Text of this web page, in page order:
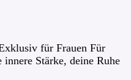
für Frauen Für
Stärke, deine Ruhe